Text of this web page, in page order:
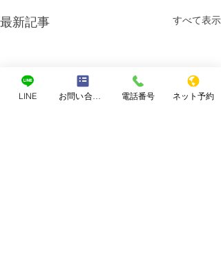
最新記事 すべて表示
LINE お問い合わせフォーム 電話番号 ネット予約